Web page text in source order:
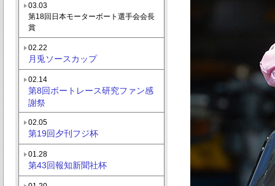
03.03
第18回日本モーターボート選手会会長
賞
02.22
月兎ソースカップ
02.14
第8回ボートレース研究ファン感
謝祭
02.05
第19回夕刊フジ杯
01.28
第43回報知新聞社杯